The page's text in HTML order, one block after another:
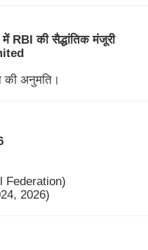
की सैद्धांतिक मंजूरी
की अनुमति।
Federation)
2026)